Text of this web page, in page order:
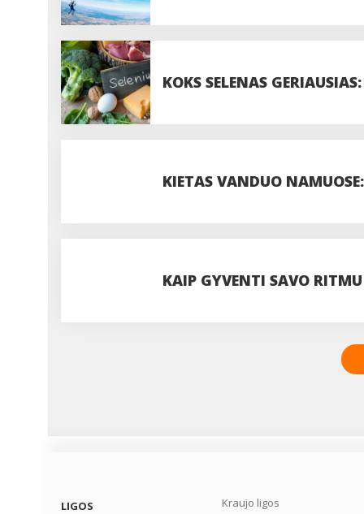
KOKS SELENAS
KIETAS VANDUO
KAIP GYVENTI SAVO
LIGOS
Kraujo ligos